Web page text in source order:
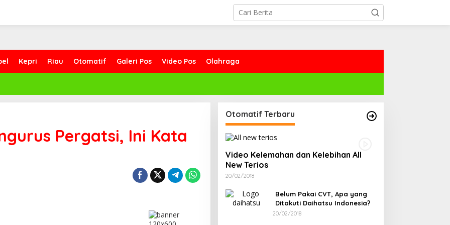
Kepri Riau Otomatif Galeri Pos Video Pos Olahraga
Pergatsi, Ini Kata
Otomatif Terbaru
Video Kelemahan dan Kelebihan All
New Terios
20/02/2018
Belum Pakai CVT, Apa yang
Ditakuti Daihatsu Indonesia?
20/02/2018